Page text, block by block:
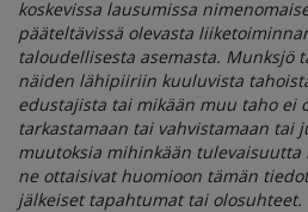
koskevissa lausumissa
pääteltävissä olevasta
taloudellisesta asemasta. Munksjö
näiden lähipiiriin kuuluvista
edustajista tai mikään muu taho ei
tarkastamaan tai vahvistamaan tai
muutoksia mihinkään tulevaisuutta
ne ottaisivat huomioon tämän
jälkeiset tapahtumat tai olosuhteet.